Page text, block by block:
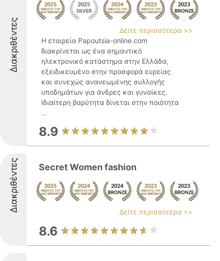
Διακριθέντες
Δείτε περισσότερα >>
Η εταιρεία Papoutsia-online.com
διακρίνεται ως ένα σημαντικό
ηλεκτρονικό κατάστημα στην Ελλάδα,
εξειδικευμένο στην προσφορά ευρείας
και συνεχώς ανανεωμένης συλλογής
υποδημάτων για άνδρες και γυναίκες.
Ιδιαίτερη βαρύτητα δίνεται στην ποιότητα
...
8.9
Διακριθέντες Secret Women fashion
Δείτε περισσότερα >>
8.6